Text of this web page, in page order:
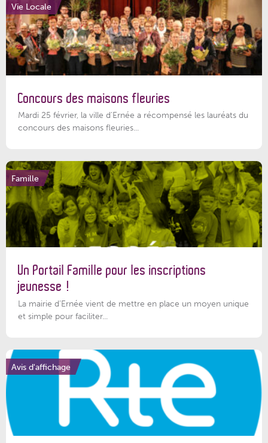
Vie Locale
Concours des maisons fleuries
Mardi 25 février, la ville d'Ernée a récompensé les lauréats du
concours des maisons fleuries...
Famille
Un Portail Famille pour les inscriptions
jeunesse !
La mairie d’Ernée vient de mettre en place un moyen unique
et simple pour faciliter...
Avis d'affichage